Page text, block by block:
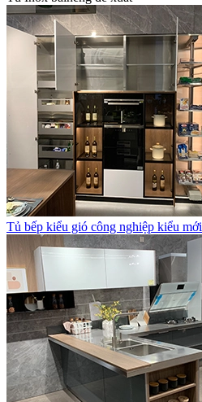
Tủ bếp kiểu gió công nghiệp kiểu mới